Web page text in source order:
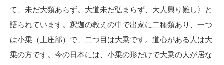
て、未だ大類あらず。大道未だ弘まらず、大人興り難し〉と
語られています。釈迦の教えの中で出家に二種類あり、一つ
は小乗（上座部）で、二つ目は大乗です。道心がある人は大
乗の方です。今の日本には、小乗の形だけで大乗の人が居な